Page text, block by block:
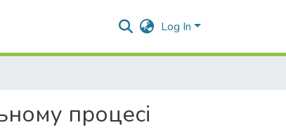
Log In
процесі